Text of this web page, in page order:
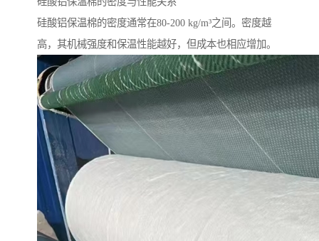
硅酸铝保温棉的密度通常在80-200 kg/m³之间。密度越
高，其机械强度和保温性能越好，但成本也相应增加。